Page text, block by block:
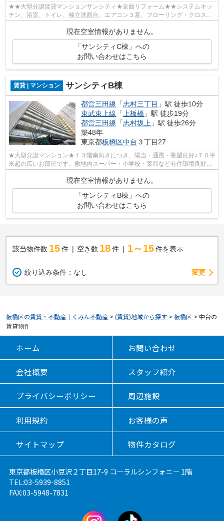
★★大型分譲賃貸マンションサンシティ★全面リフォーム★★システムキッ
チン、浴室、トイレ、独立洗面台、エアコン３基、フローリング・クロス全
現在空室情報がありません。
「サンシティC棟」への
お問い合わせはこちら
賃貸 | マンション サンシティB棟
都営三田線 「志村三丁目 」駅 徒歩10分
東武東上線 「 上板橋 」駅 徒歩19分
都営三田線 「志村坂上 」駅 徒歩26分
築48年
東京都板橋区中台 ３丁目27
★大型分譲マンション★１３階南向きにつき、陽当・通風・眺望良好♪７０平
米超の広いお部屋です。敷地内スーパー・小学校・薬局など有住環境良好で
現在空室情報がありません。
「サンシティB棟」への
お問い合わせはこちら
該当物件数 15件 空き数 18 件 1～15 件を表示
絞り込み条件： なし 変更
板橋区の賃貸・不動産｜くみん不動産 > (賃貸)地域から探す > 板橋区 > 中台の
賃貸物件
ホーム お問い合わせ
会社概要 スタッフ紹介
プライバシーポリシー 周辺施設
利用規約 お客様の声
サイトマップ 物件カタログ
東京都板橋区小豆沢２丁目17-9 コーラルシンフォニー 1階
TEL:03-5939-8851
FAX:03-5948-7831